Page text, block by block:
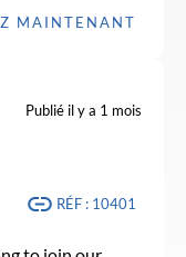
MAINTENANT
Publié il y a 1 mois
RÉF : 10401